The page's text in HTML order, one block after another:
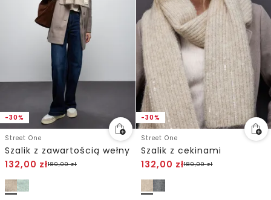
-30%
Street One
Szalik z zawartością wełny
132,00 zł189,00zł
-30%
Street One
Szalik z cekinami
132,00 zł189,00zł